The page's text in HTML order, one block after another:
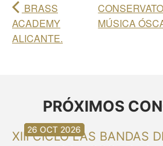
BRASS
ACADEMY
ALICANTE.
MÚSICA
PRÓXIMOS
XIII CICLO LAS BANDAS
30 AGO 2026
30 AGO 2026
13 SEP 2026
20 SEP 2026
20 SEP 2026
26 SEP 2026
03 OCT 2026
16 OCT 2026
26 OCT 2026